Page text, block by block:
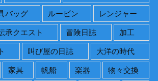
バッグ
ルービン
レンジャー
承クエスト 冒険日誌
加工
叫び屋の日誌
大洋の時代
家具 帆船 楽器
物々交換